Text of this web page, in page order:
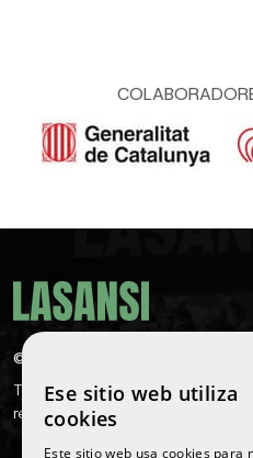
©
Todos los derechos
reservados
Ese sitio web utiliza
cookies
Este sitio web usa cookies para